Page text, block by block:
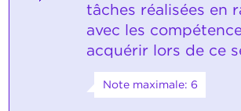
tâches réalisées en
avec les
acquérir lors de ce
Note maximale: 6